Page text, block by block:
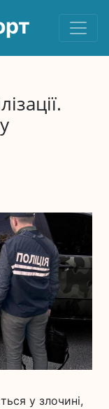
у злочині,